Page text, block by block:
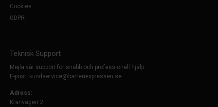
Cookies
GDPR
Teknisk Support
Mejla vår support för snabb och professionell hjälp.
E-post: kundservice@batteriexpressen.se
Adress:
Kranvägen 2